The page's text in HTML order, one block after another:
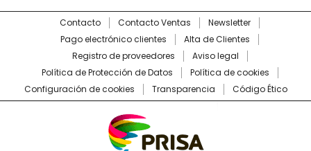
Contacto Contacto Ventas
Newsletter
Pago electrónico clientes
Alta de Clientes
Registro de proveedores
Aviso legal
Política de Protección de Datos
Política de cookies
Configuración de cookies
Transparencia Código Ético